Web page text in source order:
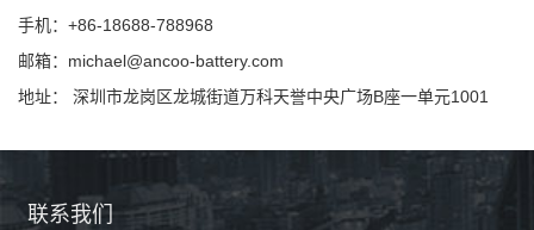
手机：+86-18688-788968
邮箱：michael@ancoo-battery.com
地址： 深圳市龙岗区龙城街道万科天誉中央广场B座一单元1001
联系我们